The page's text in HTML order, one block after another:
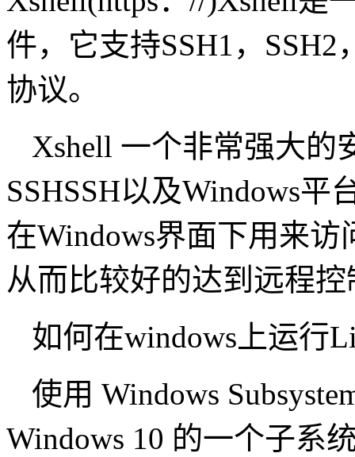
件，它支持SSH1，
协议。
Xshell 一个非常强大的
SSHSSH以及Windows
在Windows界面下用来
从而比较好的达到远程
如何在windows上运行
使用 Windows
Windows 10 的一个子系